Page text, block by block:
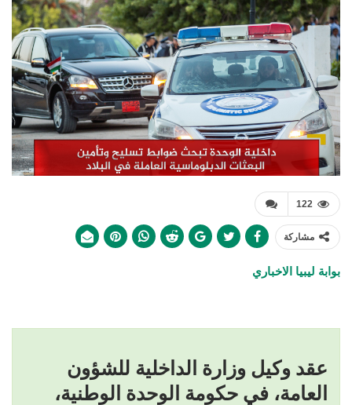
122
مشاركة
بوابة ليبيا الاخباري
عقد وكيل وزارة الداخلية للشؤون
العامة، في حكومة الوحدة الوطنية،